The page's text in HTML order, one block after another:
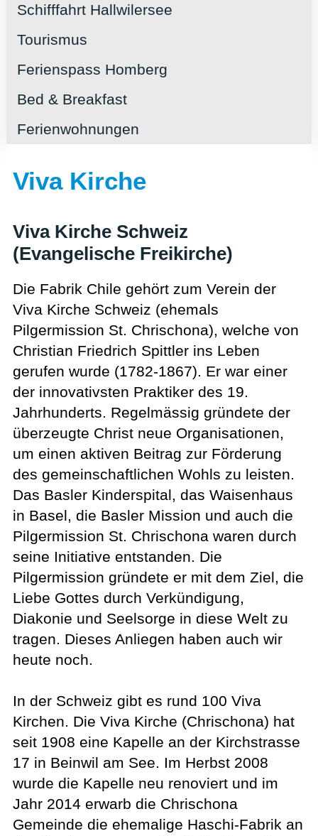
Schifffahrt Hallwilersee
Tourismus
Ferienspass Homberg
Bed & Breakfast
Ferienwohnungen
Viva Kirche
Viva Kirche Schweiz
(Evangelische Freikirche)
Die Fabrik Chile gehört zum Verein der
Viva Kirche Schweiz (ehemals
Pilgermission St. Chrischona), welche von
Christian Friedrich Spittler ins Leben
gerufen wurde (1782-1867). Er war einer
der innovativsten Praktiker des 19.
Jahrhunderts. Regelmässig gründete der
überzeugte Christ neue Organisationen,
um einen aktiven Beitrag zur Förderung
des gemeinschaftlichen Wohls zu leisten.
Das Basler Kinderspital, das Waisenhaus
in Basel, die Basler Mission und auch die
Pilgermission St. Chrischona waren durch
seine Initiative entstanden. Die
Pilgermission gründete er mit dem Ziel, die
Liebe Gottes durch Verkündigung,
Diakonie und Seelsorge in diese Welt zu
tragen. Dieses Anliegen haben auch wir
heute noch.
In der Schweiz gibt es rund 100 Viva
Kirchen. Die Viva Kirche (Chrischona) hat
seit 1908 eine Kapelle an der Kirchstrasse
17 in Beinwil am See. Im Herbst 2008
wurde die Kapelle neu renoviert und im
Jahr 2014 erwarb die Chrischona
Gemeinde die ehemalige Haschi-Fabrik an